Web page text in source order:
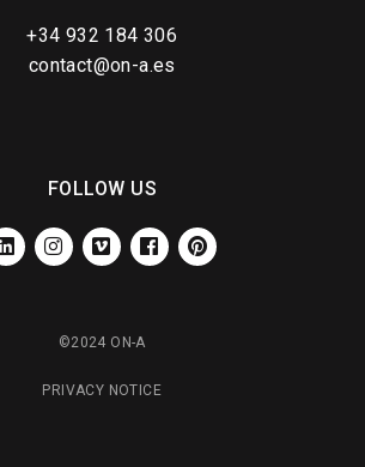
+34 932 184 306
contact@on-a.es
FOLLOW US
INSTAGRAM
VIMEO FACEBOOKPINTEREST
©2024 ON-A
PRIVACY NOTICE